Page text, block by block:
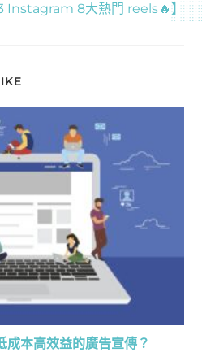
Instagram 8大熱門 reels🔥】
成本高效益的廣告宣傳？